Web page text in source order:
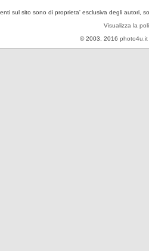
sul sito sono di proprieta' esclusiva degli autori,
Visualizza la
© 2003, 2016 photo4u.it